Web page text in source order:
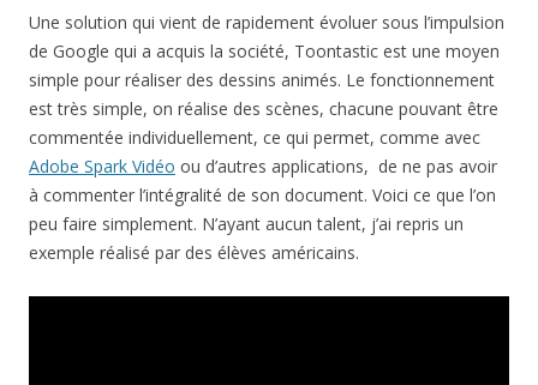
Une solution qui vient de rapidement évoluer sous l’impulsion
de Google qui a acquis la société, Toontastic est une moyen
simple pour réaliser des dessins animés. Le fonctionnement
est très simple, on réalise des scènes, chacune pouvant être
commentée individuellement, ce qui permet, comme avec
Adobe Spark Vidéo ou d’autres applications, de ne pas avoir
à commenter l’intégralité de son document. Voici ce que l’on
peu faire simplement. N’ayant aucun talent, j’ai repris un
exemple réalisé par des élèves américains.